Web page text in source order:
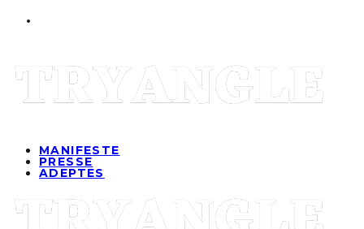
MANIFESTE
PRESSE
ADEPTES